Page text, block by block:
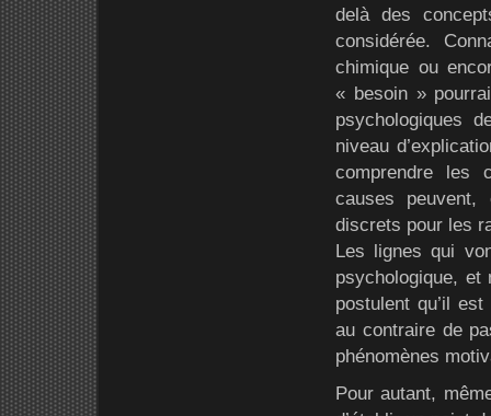
delà des
considérée.
chimique ou
« besoin »
psychologiques
niveau
comprendre les
causes peuvent,
discrets pour les
Les lignes qui
psychologique,
postulent qu’il
au contraire de
phénomènes
Pour autant,